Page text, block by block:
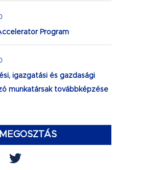
Program
igazgatási és gazdasági
munkatársak továbbképzése
MEGOSZTÁS
LinkedIn